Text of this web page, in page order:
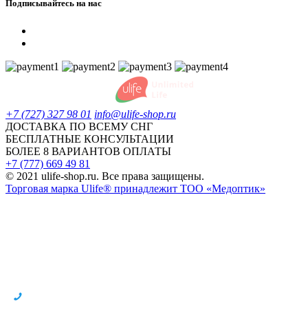
Подписывайтесь на нас
+7 (727) 327 98 01 info@ulife-shop.ru
ДОСТАВКА ПО ВСЕМУ СНГ
БЕСПЛАТНЫЕ КОНСУЛЬТАЦИИ
БОЛЕЕ 8 ВАРИАНТОВ ОПЛАТЫ
+7 (777) 669 49 81
© 2021 ulife-shop.ru. Все права защищены.
Торговая марка Ulife® принадлежит ТОО «Медоптик»